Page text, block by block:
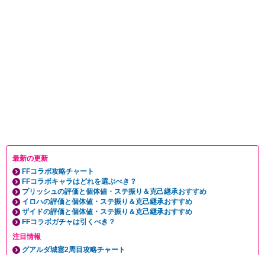
最新の更新
FFコラボ攻略チャート
FFコラボキャラはどれを選ぶべき？
プリッシュの評価と個体値・ステ振り＆克己継承おすすめ
イロハの評価と個体値・ステ振り＆克己継承おすすめ
ザイドの評価と個体値・ステ振り＆克己継承おすすめ
FFコラボガチャは引くべき？
注目情報
グアルダ城塞2周目攻略チャート